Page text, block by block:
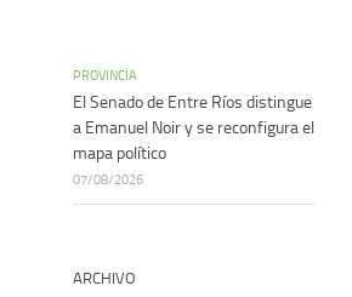
PROVINCIA
El Senado de Entre Ríos distingue
a Emanuel Noir y se reconfigura el
mapa político
07/08/2026
ARCHIVO